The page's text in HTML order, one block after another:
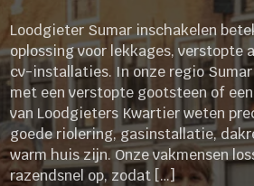
Loodgieter Sumar inschakelen
oplossing voor lekkages, verstopte
cv-installaties. In onze regio
met een verstopte gootsteen of
van Loodgieters Kwartier weten
goede riolering, gasinstallatie,
warm huis zijn. Onze vakmensen
razendsnel op, zodat […]